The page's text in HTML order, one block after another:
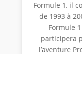
Formule 1, il
de 1993 à
Formule
participera
l’aventure